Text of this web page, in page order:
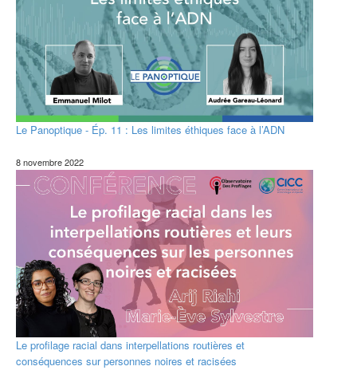
Le Panoptique - Ép. 11 : Les limites éthiques face à l’ADN
8 novembre 2022
Le profilage racial dans interpellations routières et
conséquences sur personnes noires et racisées